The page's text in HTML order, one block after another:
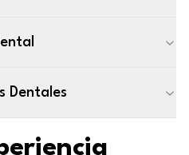
Dentales